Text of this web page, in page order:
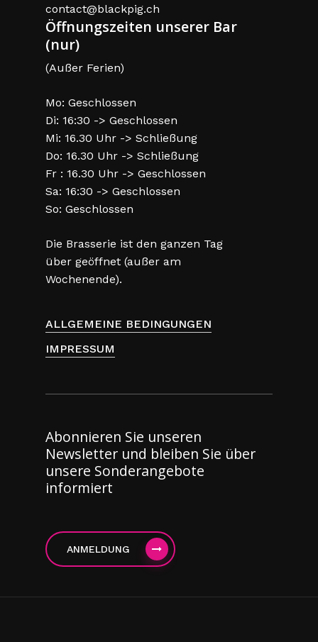
contact@blackpig.ch
Öffnungszeiten unserer Bar
(nur)
(Außer Ferien)
Mo: Geschlossen
Di: 16:30 -> Geschlossen
Mi: 16.30 Uhr -> Schließung
Do: 16.30 Uhr -> Schließung
Fr : 16.30 Uhr -> Geschlossen
Sa: 16:30 -> Geschlossen
So: Geschlossen
Die Brasserie ist den ganzen Tag
über geöffnet (außer am
Wochenende).
ALLGEMEINE BEDINGUNGEN
IMPRESSUM
Abonnieren Sie unseren
Newsletter und bleiben Sie über
unsere Sonderangebote
informiert
ANMELDUNG